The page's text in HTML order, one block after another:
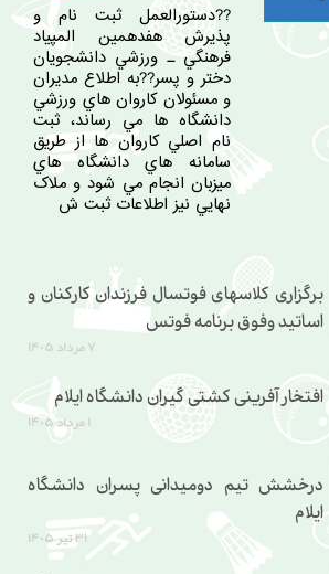
??دستورالعمل ثبت نام و
پذيرش هفدهمين المپياد
فرهنگي ـ ورزشي دانشجويان
دختر و پسر??به اطلاع مديران
و مسئولان کاروان هاي ورزشي
دانشگاه ها مي رساند، ثبت
نام اصلي کاروان ها از طريق
سامانه هاي دانشگاه هاي
ميزبان انجام مي شود و ملاک
نهايي نيز اطلاعات ثبت ش
برگزاری کلاسهای فوتسال فرزندان کارکنان و
اساتید وفوق برنامه فوتس
۷ مرداد ۱۴۰۵
افتخار آفرینی کشتی گیران دانشگاه ایلام
درخشش تیم دومیدانی پسران دانشگاه
ایلام
۳۱ تير ۱۴۰۵